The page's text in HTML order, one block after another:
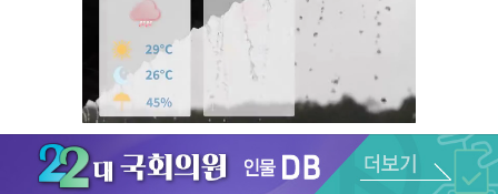
Unmute